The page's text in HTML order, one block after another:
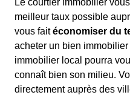
Le courtier immobilier
meilleur taux possible
vous faitéconomiser du
acheter un bien
immobilier local pourra
connaît bien son milieu.
directement auprès des